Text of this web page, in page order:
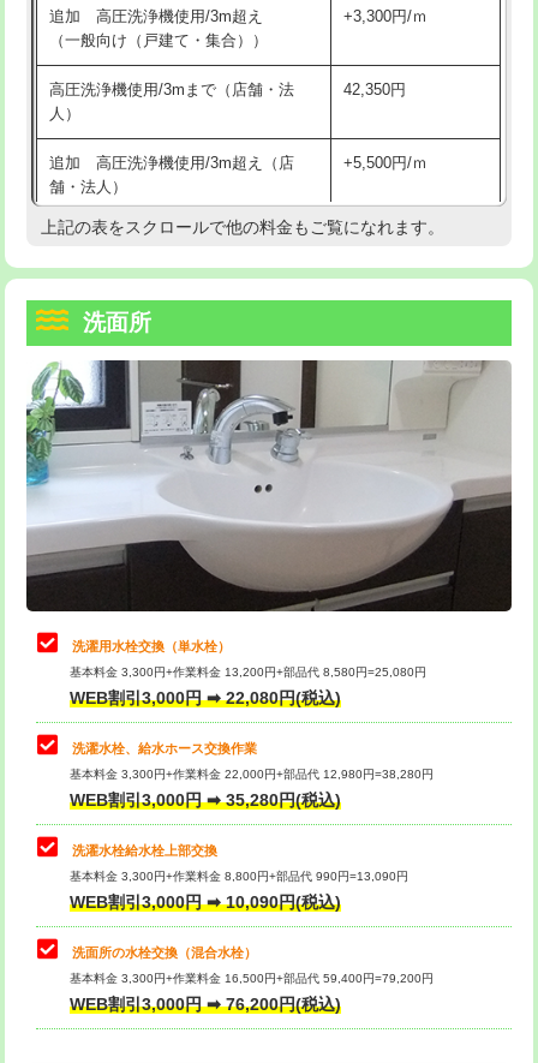
マス交換（深さ50㎝以上） 66,000円
コンクリート斫り（厚さ10㎝まで） 27,500円
コンクリート斫り（厚さ10㎝超え）
モルタル補修（厚さ10㎝まで）
モルタル補修（厚さ10㎝超え） 38,500円
洗面台設置 38,500円
追加人工
廃棄・処分 現場見積
※給水管工事は20mmまでの価格です。
持込商品取付（混合水栓） 16,500円
給水管工事※（ホール加工)
給水管工事※（バンド止め) 3,300円
給水管工事※（支持金具設置) 5,500円
給水管工事※（保温材使用（バンド止
め込み）)
5,500円
給水管工事※（土の掘削・埋め戻し作
業)
11,000円
給水管工事※（塩ビ管（VP・HI）使
用/3ｍまで)
33,000円
給水管工事※（塩ビ管（VP・HI）使
用（追加）/3ｍ超え)
給水管工事※（ライニング鋼管・銅
管・ポリ管・HT管使用/3ｍまで)
44,000円
給水管工事※（ライニング鋼管・銅
管・ポリ管・HT管使用/3ｍ超え)
排水管工事（土の掘削・埋め戻し作
業）
排水管工事（排水管工事/3ｍまで） 55,000円
排水管工事（追加 排水管工事/3ｍ超
え）
マス交換（土の掘削・埋め戻し作業）
マス交換（深さ50㎝未満）
マス交換（深さ50㎝以上）
追加 高圧洗浄機使用/3m超え
（一般向け（戸建て・集合））
+3,300円/ｍ
高圧洗浄機使用/3mまで（店舗・法
人）
42,350円
追加 高圧洗浄機使用/3m超え（店
舗・法人）
+5,500円/ｍ
高度高圧洗浄換 現地調査
トーラー機使用/3mまで
追加トーラー機使用/3m超え +3,300円
カメラ調査 33,000円
桝清掃
止水・漏水調査・防水処理・清掃・修
理・調整・分解・加工など（軽作業）
11,000円
止水・漏水調査・防水処理・清掃・修
理・調整・分解・加工など（中作業）
22,000円
止水・漏水調査・防水処理・清掃・修
理・調整・分解・加工など（重作業）
33,000円
キッチンタンク脱着
その他部品の脱着
交換・取付（タンク）
交換・取付(単水栓（壁付・デッキ
式）)
交換・取付(混合水栓（壁付・デッキ
式・ワンホール）)
16,500円+材料費
上記の表をスクロールで他の料金もご覧になれます。
洗面所
洗濯用水栓交換（単水栓）
基本料金 3,300円+作業料金 13,200円+部品代 8,580円=25,080円
WEB割引3,000円 ➡ 22,080円(税込)
洗濯水栓、給水ホース交換作業
基本料金 3,300円+作業料金 22,000円+部品代 12,980円=38,280円
WEB割引3,000円 ➡ 35,280円(税込)
洗濯水栓給水栓上部交換
基本料金 3,300円+作業料金 8,800円+部品代 990円=13,090円
WEB割引3,000円 ➡ 10,090円(税込)
洗面所の水栓交換（混合水栓）
基本料金 3,300円+作業料金 16,500円+部品代 59,400円=79,200円
WEB割引3,000円 ➡ 76,200円(税込)